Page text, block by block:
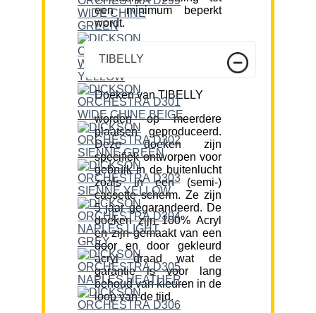
een minimum beperkt
wordt.
TIBELLY
Doeken van TIBELLY
worden op meerdere
plaatsen geproduceerd.
Deze doeken zijn
specifiek ontworpen voor
gebruik in de buitenlucht
zoals in een (semi-)
cassette scherm. Ze zijn
5 jaar gegarandeerd. De
doeken zijn 100% Acryl
en zijn gemaakt van een
door en door gekleurd
acryl draad wat de
garantie is voor lang
behoud van kleuren in de
loop van de tijd.